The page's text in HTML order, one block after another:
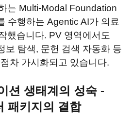
는 Multi-Modal Foundation
수행하는 Agentic AI가 의료
했습니다. PV 영역에서도
보 탐색, 문헌 검색 자동화 등
차 가시화되고 있습니다.
션 생태계의 성숙 -
패키지의 결합